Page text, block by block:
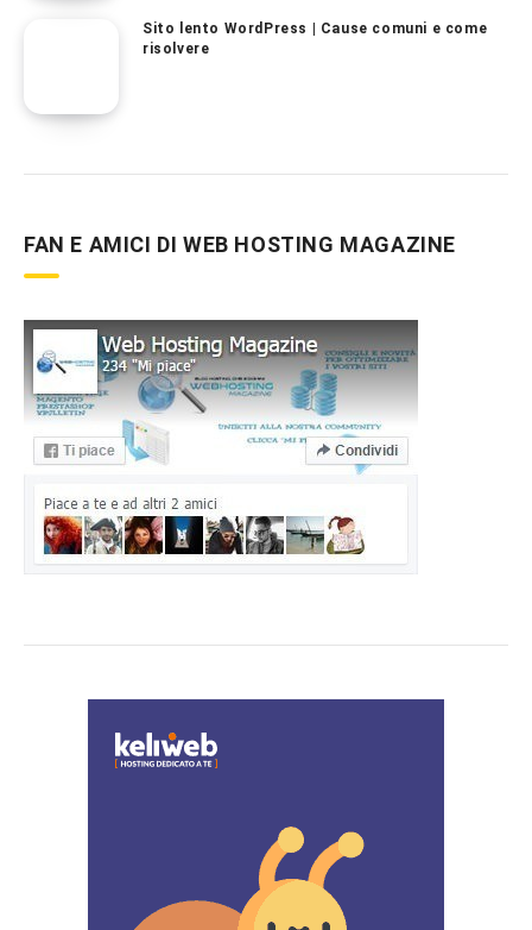
Sito lento WordPress | Cause comuni e come
risolvere
FAN E AMICI DI WEB HOSTING MAGAZINE